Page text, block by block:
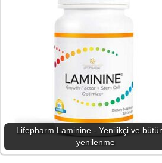
Lifepharm Laminine - Yenilikçi ve
yenilenme